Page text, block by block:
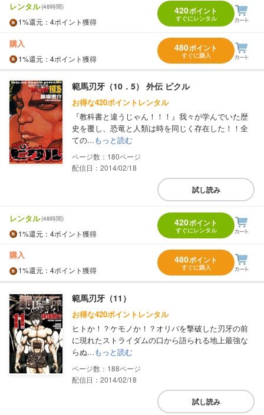
レンタル(48時間)
1%還元 ：4ポイント獲得
420ポイント
すぐにレンタル
購入
1%還元 ：4ポイント獲得
480ポイント
すぐに購入
範馬刃牙（10．5） 外伝 ピクル
お得な420ポイントレンタル
『教科書と違うじゃん！！！』我々が学んでいた歴
史を覆し、恐竜と人類は時を同じく存在した！！全
ての...もっと読む
180
配信日：2014/02/18
試し読み
レンタル(48時間)
1%還元 ：4ポイント獲得
420ポイント
すぐにレンタル
購入
1%還元 ：4ポイント獲得
480ポイント
すぐに購入
範馬刃牙（11）
お得な420ポイントレンタル
ヒトか！？ケモノか！？オリバを撃破した刃牙の前
に現れたストライダムの口から語られる地上最強な
らぬ...もっと読む
188
配信日：2014/02/18
試し読み